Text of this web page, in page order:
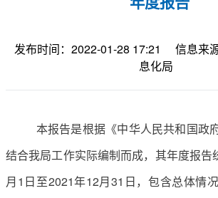
发布时间：2022-01-28 17:21
信息来
息化局
本报告是根据《中华人民共和国政
结合我局工作实际编制而成，其年度报告
月1日至2021年12月31日，包含总体情